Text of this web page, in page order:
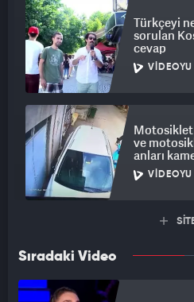
Türkçeyi
sorulan
cevap
VIDEOYU
Motosiklet
ve
anları
VIDEOYU
Sıradaki Video